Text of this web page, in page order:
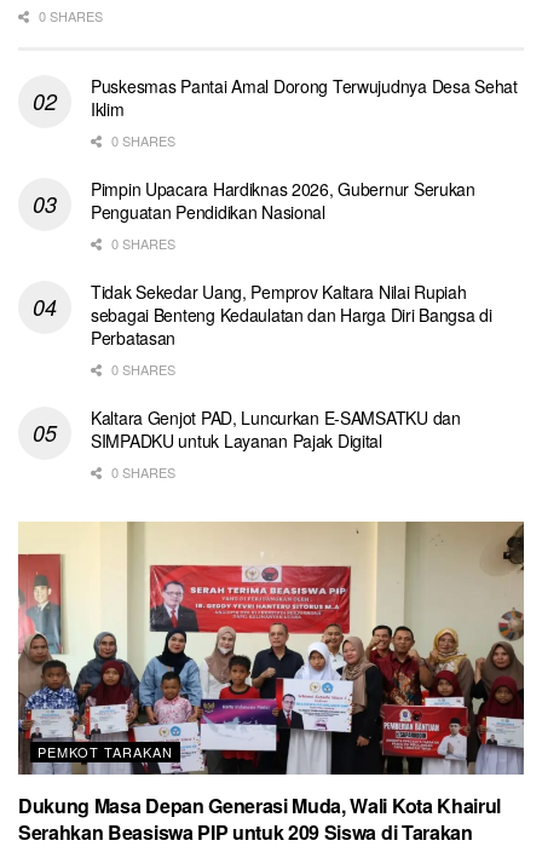
0 SHARES
Puskesmas Pantai Amal Dorong Terwujudnya Desa Sehat
Iklim
0 SHARES
Pimpin Upacara Hardiknas 2026, Gubernur Serukan
Penguatan Pendidikan Nasional
0 SHARES
Tidak Sekedar Uang, Pemprov Kaltara Nilai Rupiah
sebagai Benteng Kedaulatan dan Harga Diri Bangsa di
Perbatasan
0 SHARES
Kaltara Genjot PAD, Luncurkan E-SAMSATKU dan
SIMPADKU untuk Layanan Pajak Digital
0 SHARES
PEMKOT TARAKAN
Dukung Masa Depan Generasi Muda, Wali Kota Khairul
Serahkan Beasiswa PIP untuk 209 Siswa di Tarakan